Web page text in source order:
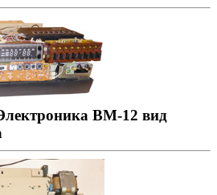
ВМ-12 вид